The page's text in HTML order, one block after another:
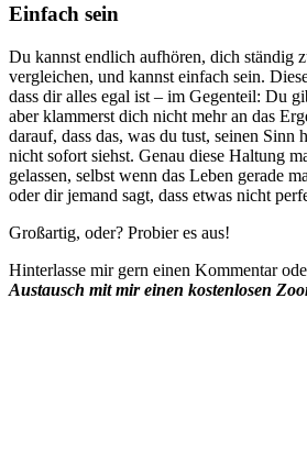
Einfach sein
Du kannst endlich aufhören, dich ständig
vergleichen, und kannst einfach sein.
dass dir alles egal ist – im Gegenteil: Du
aber klammerst dich nicht mehr an das
darauf, dass das, was du tust, seinen Sinn
nicht sofort siehst. Genau diese Haltung
gelassen, selbst wenn das Leben gerade
oder dir jemand sagt, dass etwas nicht
Großartig, oder? Probier es aus!
Hinterlasse mir gern einen Kommentar
Austausch mit mir einen kostenlosen